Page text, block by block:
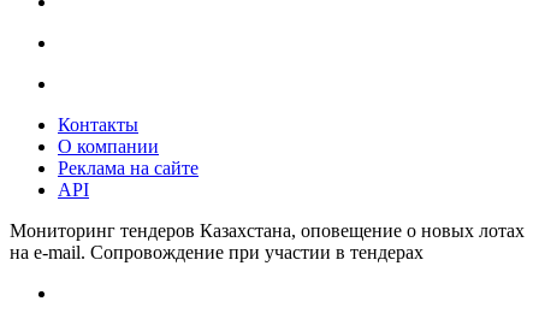
Контакты
О компании
Реклама на сайте
API
Мониторинг тендеров Казахстана, оповещение о новых лотах
на e-mail. Сопровождение при участии в тендерах